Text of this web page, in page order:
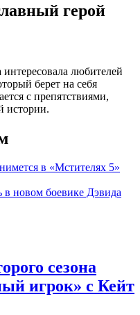
герой
интересовала любителей
берет на себя
с препятствиями,
истории.
в «Мстителях 5»
в новом боевике Дэвида
сезона
игрок» с Кейт